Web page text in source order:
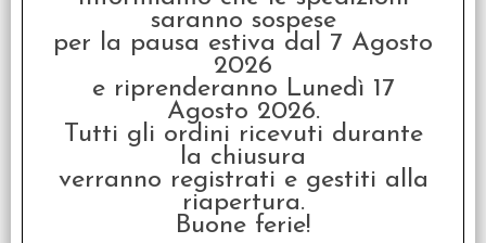
€6,80
RPG Tokens - Spiders /
saranno sospese
per la pausa estiva dal 7 Agosto
2026
e riprenderanno Lunedì 17
Agosto 2026.
Tutti gli ordini ricevuti durante
la chiusura
verranno registrati e gestiti alla
riapertura.
Buone ferie!